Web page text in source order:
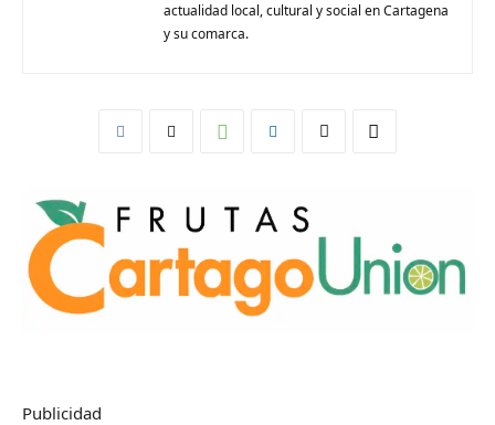
actualidad local, cultural y social en Cartagena
y su comarca.
Publicidad